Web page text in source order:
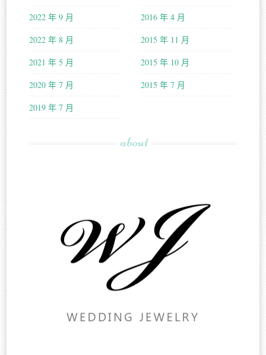
2022 年 9 月
2022 年 8 月
2021 年 5 月
2020 年 7 月
2019 年 7 月
2016 年 4 月
2015 年 11 月
2015 年 10 月
2015 年 7 月
about